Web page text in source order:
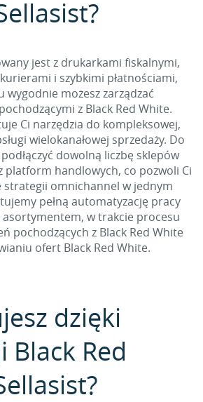
jest z drukarkami fiskalnymi,
i szybkimi płatnościami,
wygodnie możesz zarządzać
z Black Red White.
Ci narzędzia do kompleksowej,
wielokanałowej sprzedaży. Do
dowolną liczbę sklepów
handlowych, co pozwoli Ci
strategii omnichannel w jednym
pełną automatyzację pracy
asortymentem, w trakcie procesu
pochodzących z Black Red White
ofert Black Red White.
dzięki
Black Red